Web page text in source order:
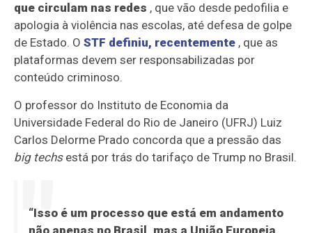
que circulam nas redes , que vão desde pedofilia e
apologia à violência nas escolas, até defesa de golpe
de Estado. OSTF definiu, recentemente , que as
plataformas devem ser responsabilizadas por
conteúdo criminoso.
O professor do Instituto de Economia da
Universidade Federal do Rio de Janeiro (UFRJ) Luiz
Carlos Delorme Prado concorda que a pressão das
big techsestá por trás do tarifaço de Trump no Brasil.
“Isso é um processo que está em andamento